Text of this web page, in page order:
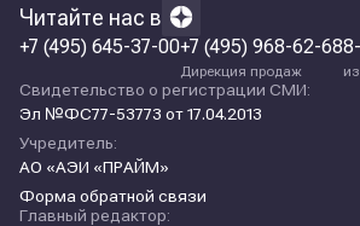
Читайте нас в
+7 (495) 645-37-00+7 (495) 968-62-68
Дирекция продаж
Свидетельство о регистрации СМИ:
Эл №ФС77-53773 от 17.04.2013
Учредитель:
АО «АЭИ «ПРАЙМ»
Форма обратной связи
Главный редактор: